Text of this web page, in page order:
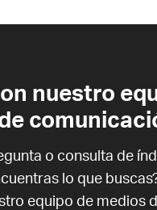
nuestro
o consulta de
lo que
equipo de medios